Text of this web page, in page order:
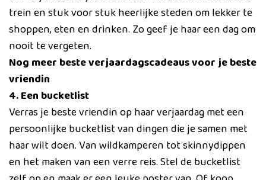
trein en stuk voor stuk heerlijke steden om lekker te
shoppen, eten en drinken. Zo geef je haar een dag om
nooit te vergeten.
Nog meer beste verjaardagscadeaus voor je beste
vriendin
4. Een bucketlist
Verras je beste vriendin op haar verjaardag met een
persoonlijke bucketlist van dingen die je samen met
haar wilt doen. Van wildkamperen tot skinnydippen
en het maken van een verre reis. Stel de bucketlist